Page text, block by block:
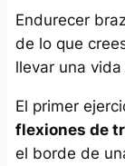
Endurecer
de lo que
llevar una
El primer
flexiones de
el borde de